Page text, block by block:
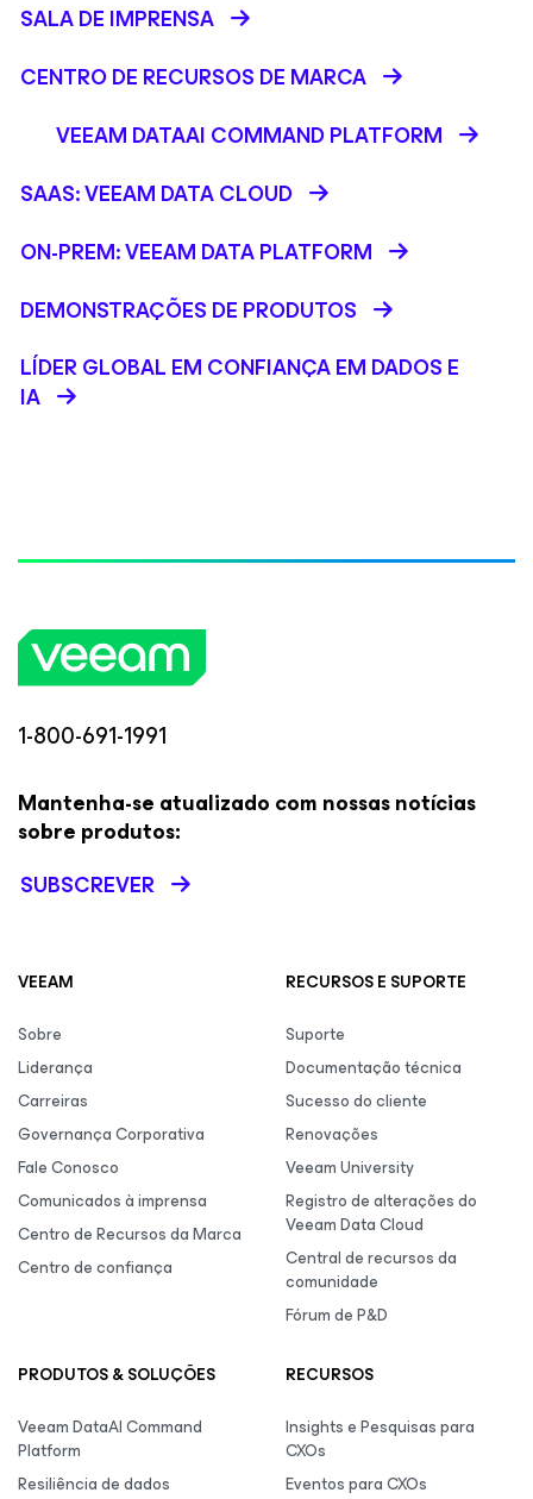
SALA DE IMPRENSA
CENTRO DE RECURSOS DE MARCA
VEEAM DATAAI COMMAND PLATFORM
SAAS: VEEAM DATA CLOUD
ON-PREM: VEEAM DATA PLATFORM
DEMONSTRAÇÕES DE PRODUTOS
LÍDER GLOBAL EM CONFIANÇA EM DADOS E
IA
1-800-691-1991
Mantenha-se atualizado com nossas notícias
sobre produtos:
SUBSCREVER
VEEAM
Sobre
Liderança
Carreiras
Governança Corporativa
Fale Conosco
Comunicados à imprensa
Centro de Recursos da Marca
Centro de confiança
RECURSOS E SUPORTE
Suporte
Documentação técnica
Sucesso do cliente
Renovações
Veeam University
Registro de alterações do
Veeam Data Cloud
Central de recursos da
comunidade
Fórum de P&D
PRODUTOS & SOLUÇÕES
Veeam DataAI Command
Platform
Resiliência de dados
RECURSOS
Insights e Pesquisas para
CXOs
Eventos para CXOs